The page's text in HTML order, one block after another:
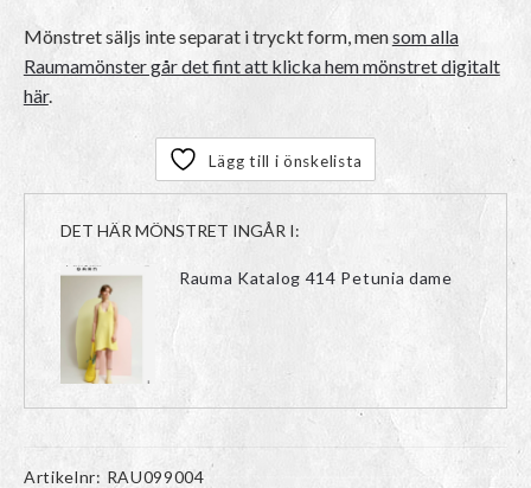
Mönstret säljs inte separat i tryckt form, mensom alla
Raumamönster går det fint att klicka hem mönstret digitalt
här.
Lägg till i önskelista
DET HÄR MÖNSTRET INGÅR I:
Rauma Katalog 414 Petunia dame
Artikelnr: RAU099004